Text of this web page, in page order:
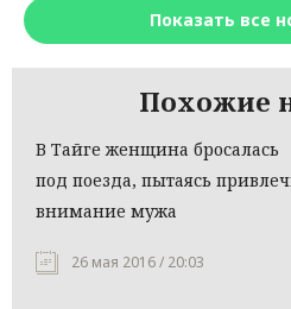
Показать все
Похожие
В Тайге женщина бросалась
под поезда, пытаясь
внимание мужа
26 мая 2016 / 20:03